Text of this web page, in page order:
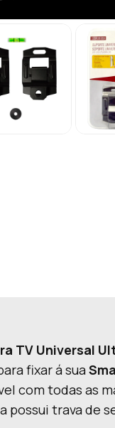
TV Universal
fixar á sua
com todas as
possui trava de